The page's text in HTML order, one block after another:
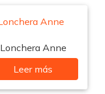
Lonchera Anne
Leer más